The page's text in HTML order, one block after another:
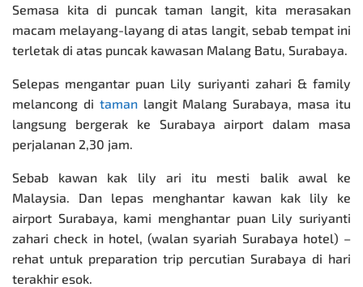
Semasa kita di puncak taman langit, kita merasakan
macam melayang-layang di atas langit, sebab tempat ini
terletak di atas puncak kawasan Malang Batu, Surabaya.
Selepas mengantar puan Lily suriyanti zahari & family
melancong di tamanlangit Malang Surabaya, masa itu
langsung bergerak ke Surabaya airport dalam masa
perjalanan 2,30 jam.
Sebab kawan kak lily ari itu mesti balik awal ke
Malaysia. Dan lepas menghantar kawan kak lily ke
airport Surabaya, kami menghantar puan Lily suriyanti
zahari check in hotel, (walan syariah Surabaya hotel) –
rehat untuk preparation trip percutian Surabaya di hari
terakhir esok.